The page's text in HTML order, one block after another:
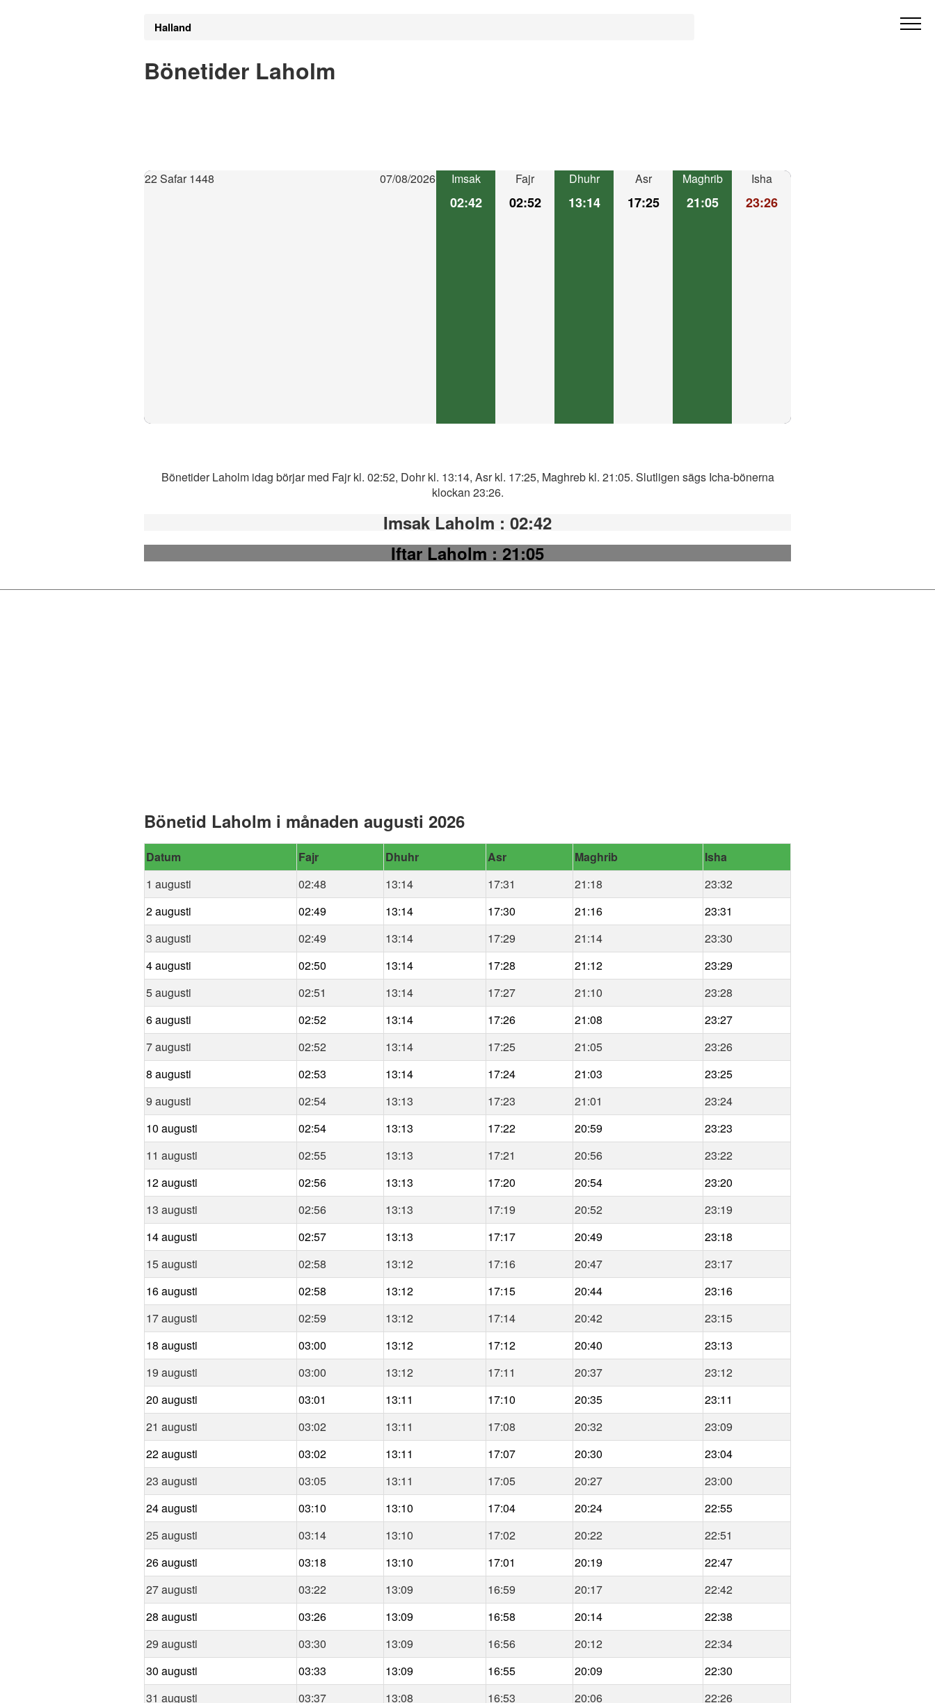
Halland
Bönetider Laholm
22 Safar 1448 07/08/2026 Imsak
02:42
Fajr
02:52
Dhuhr
13:14
Asr
17:25
Maghrib
21:05
Isha
23:26
Bönetider Laholm idag börjar med Fajr kl. 02:52, Dohr kl. 13:14, Asr kl. 17:25, Maghreb kl. 21:05. Slutligen sägs Icha-bönerna
klockan 23:26.
Imsak Laholm : 02:42
Iftar Laholm: 21:05
Bönetid Laholm i månaden augusti 2026
Datum Fajr Dhuhr Asr Maghrib
Isha
1 augusti
02:48 13:14 17:31 21:18
23:32
2 augusti
02:49 13:14 17:30 21:16
23:31
3 augusti
02:49 13:14 17:29 21:14
23:30
4 augusti
02:50 13:14 17:28 21:12
23:29
5 augusti
02:51 13:14 17:27 21:10
23:28
6 augusti
02:52 13:14 17:26 21:08
23:27
7 augusti
02:52 13:14 17:25 21:05
23:26
8 augusti
02:53 13:14 17:24 21:03
23:25
9 augusti
02:54 13:13 17:23 21:01
23:24
10 augusti
02:54 13:13 17:22 20:59
23:23
11 augusti
02:55 13:13 17:21 20:56
23:22
12 augusti
02:56 13:13 17:20 20:54
23:20
13 augusti
02:56 13:13 17:19 20:52
23:19
14 augusti
02:57 13:13 17:17 20:49
23:18
15 augusti
02:58 13:12 17:16 20:47
23:17
16 augusti
02:58 13:12 17:15 20:44
23:16
17 augusti
02:59 13:12 17:14 20:42
23:15
18 augusti
03:00 13:12 17:12 20:40
23:13
19 augusti
03:00 13:12 17:11 20:37
23:12
20 augusti
03:01 13:11 17:10 20:35
23:11
21 augusti
03:02 13:11 17:08 20:32
23:09
22 augusti
03:02 13:11 17:07 20:30
23:04
23 augusti
03:05 13:11 17:05 20:27
23:00
24 augusti
03:10 13:10 17:04 20:24
22:55
25 augusti
03:14 13:10 17:02 20:22
22:51
26 augusti
03:18 13:10 17:01 20:19
22:47
27 augusti
03:22 13:09 16:59 20:17
22:42
28 augusti
03:26 13:09 16:58 20:14
22:38
29 augusti
03:30 13:09 16:56 20:12
22:34
30 augusti
03:33 13:09 16:55 20:09
22:30
31 augusti
03:37 13:08 16:53 20:06 22:26